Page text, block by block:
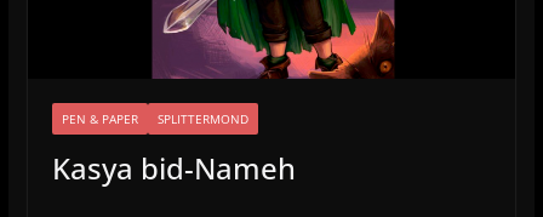
PEN & PAPER SPLITTERMOND
Kasya bid-Nameh